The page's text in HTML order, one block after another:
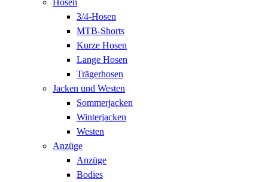
3/4-Hosen
MTB-Shorts
Kurze Hosen
Lange Hosen
Trägerhosen
Jacken und Westen
Sommerjacken
Winterjacken
Westen
Anzüge
Anzüge
Bodies